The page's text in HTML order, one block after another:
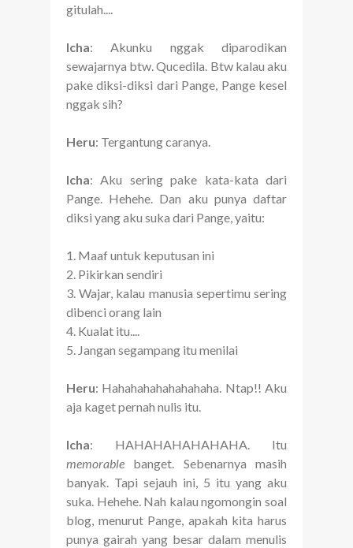
gitulah....
Icha: Akunku nggak diparodikan
sewajarnya btw. Qucedila. Btw kalau aku
pake diksi-diksi dari Pange, Pange kesel
nggak sih?
Heru: Tergantung caranya.
Icha: Aku sering pake kata-kata dari
Pange. Hehehe. Dan aku punya daftar
diksi yang aku suka dari Pange, yaitu:
1. Maaf untuk keputusan ini
2. Pikirkan sendiri
3. Wajar, kalau manusia sepertimu sering
dibenci orang lain
4. Kualat itu....
5. Jangan segampang itu menilai
Heru: Hahahahahahahahaha. Ntap!! Aku
aja kaget pernah nulis itu.
Icha: HAHAHAHAHAHAHA. Itu
memorable banget. Sebenarnya masih
banyak. Tapi sejauh ini, 5 itu yang aku
suka. Hehehe. Nah kalau ngomongin soal
blog, menurut Pange, apakah kita harus
punya gairah yang besar dalam menulis